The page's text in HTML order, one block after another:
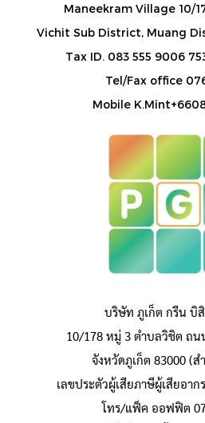
Maneekram Village 10/
Vichit Sub District, Muang
Tax ID. 083 555 9006
Tel/Fax office
Mobile
บริษัท ภูเก็ต กรีน บิ
10/178 หมู่ 3 ตำบลวิชิต ถน
จังหวัดภูเก็ต 83000 (
เลขประตัวผู้เสียภาษีผู้เสียอาก
โทร/แฟ็ค ออฟฟิต